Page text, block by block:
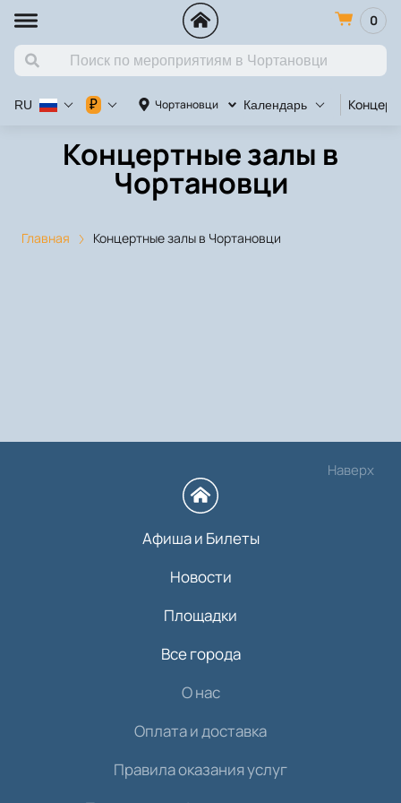
0
Чортановци Календарь Концерт
RU ₽
Концертные залы в
Чортановци
Главная Концертные залы в Чортановци
Наверх
Афиша и Билеты
Новости
Площадки
Все города
О нас
Оплата и доставка
Правила оказания услуг